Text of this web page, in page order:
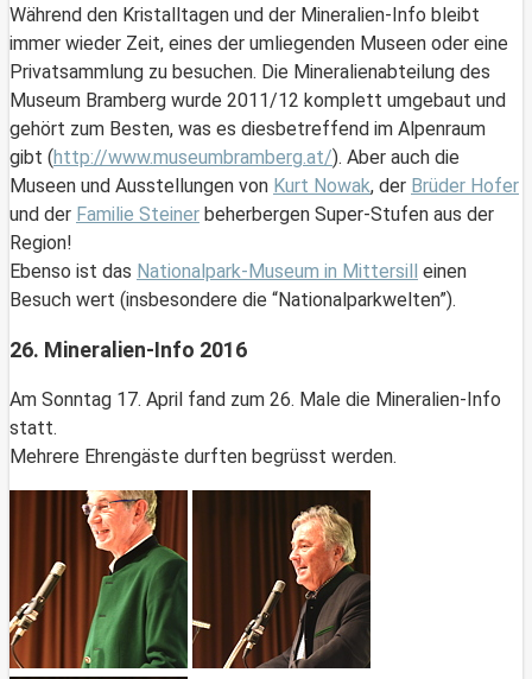
Während den Kristalltagen und der Mineralien-Info bleibt
immer wieder Zeit, eines der umliegenden Museen oder eine
Privatsammlung zu besuchen. Die Mineralienabteilung des
Museum Bramberg wurde 2011/12 komplett umgebaut und
gehört zum Besten, was es diesbetreffend im Alpenraum
gibt (http://www.museumbramberg.at/). Aber auch die
Museen und Ausstellungen von Kurt Nowak, der Brüder Hofer
und der Familie Steiner beherbergen Super-Stufen aus der
Region!
Ebenso ist das Nationalpark-Museum in Mittersill einen
Besuch wert (insbesondere die “Nationalparkwelten”).
26. Mineralien-Info 2016
Am Sonntag 17. April fand zum 26. Male die Mineralien-Info
statt.
Mehrere Ehrengäste durften begrüsst werden.